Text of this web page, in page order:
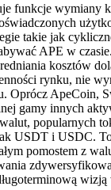
funkcje wymiany
takie jak
APE w
kosztów
rynku, nie
Oprócz ApeCoin,
gamy innych
popularnych
USDT i USDC.
pomostem z
wizją